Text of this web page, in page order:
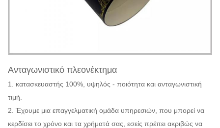
Ανταγωνιστικό πλεονέκτημα
1. κατασκευαστής 100%, υψηλός - ποιότητα και ανταγωνιστική
τιμή.
2. Έχουμε μια επαγγελματική ομάδα υπηρεσιών, που μπορεί να
κερδίσει το χρόνο και τα χρήματά σας, εσείς πρέπει ακριβώς να